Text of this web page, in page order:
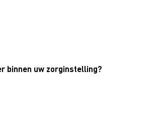
binnen uw zorginstelling?